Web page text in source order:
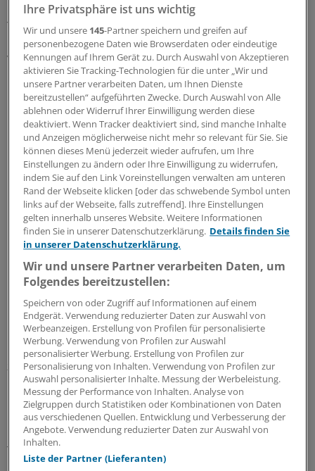
Livadas. Viele ihrer Kollegen teilten ihren Ärger, sagt
Tavropoulous.
Viele Patienten können ihre Arzneien nicht
bezahlen
Die Außenansicht von Livadas' Apotheke.
Die Bürger, die seit drei Wochen nur 60 Euro pro Tag am
Geldautomaten abheben konnten, erfuhren am Montag
zumindest kleine Zeichen von Normalisierung: Die
Banken öffneten am Montag wieder, ab sofort können
bis zu 300 Euro, ab kommender Woche dann bis zu 420
Euro auf einen Schlag abgehoben werden.
Trotz neuer Belastungen - die Mehrwertsteuer für
Lebensmittel steigt von 13 auf 23 Prozent - keimt damit
Ihre Privatsphäre ist uns wichtig
Wir und unsere 145-Partner speichern und greifen auf
personenbezogene Daten wie Browserdaten oder eindeutige
Kennungen auf Ihrem Gerät zu. Durch Auswahl von Akzeptieren
aktivieren Sie Tracking-Technologien für die unter „Wir und
unsere Partner verarbeiten Daten, um Ihnen Dienste
bereitzustellen“ aufgeführten Zwecke. Durch Auswahl von Alle
ablehnen oder Widerruf Ihrer Einwilligung werden diese
deaktiviert. Wenn Tracker deaktiviert sind, sind manche Inhalte
und Anzeigen möglicherweise nicht mehr so relevant für Sie. Sie
können dieses Menü jederzeit wieder aufrufen, um Ihre
Einstellungen zu ändern oder Ihre Einwilligung zu widerrufen,
indem Sie auf den Link Voreinstellungen verwalten am unteren
Rand der Webseite klicken [oder das schwebende Symbol unten
links auf der Webseite, falls zutreffend]. Ihre Einstellungen
gelten innerhalb unseres Website. Weitere Informationen
finden Sie in unserer Datenschutzerklärung. Details finden Sie
in unserer Datenschutzerklärung.
Wir und unsere Partner verarbeiten Daten, um
Folgendes bereitzustellen:
Speichern von oder Zugriff auf Informationen auf einem
Endgerät. Verwendung reduzierter Daten zur Auswahl von
Werbeanzeigen. Erstellung von Profilen für personalisierte
Werbung. Verwendung von Profilen zur Auswahl
personalisierter Werbung. Erstellung von Profilen zur
Personalisierung von Inhalten. Verwendung von Profilen zur
Auswahl personalisierter Inhalte. Messung der Werbeleistung.
Messung der Performance von Inhalten. Analyse von
Zielgruppen durch Statistiken oder Kombinationen von Daten
aus verschiedenen Quellen. Entwicklung und Verbesserung der
Angebote. Verwendung reduzierter Daten zur Auswahl von
Inhalten.
Liste der Partner (Lieferanten)